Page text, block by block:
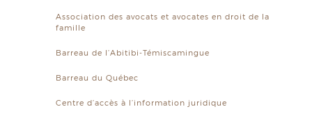
Association des avocats et avocates en droit de la
famille
Barreau de l’Abitibi-Témiscamingue
Barreau du Québec
Centre d’accès à l’information juridique